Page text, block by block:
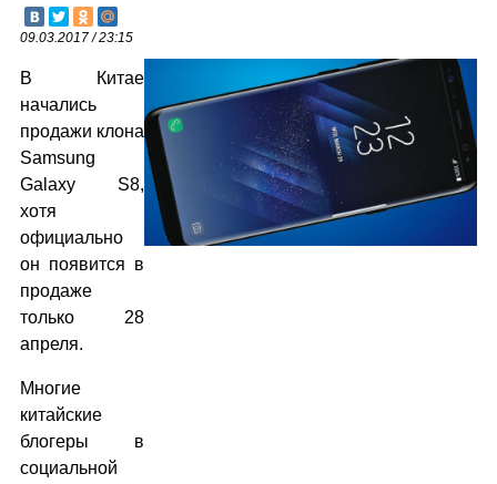
09.03.2017 / 23:15
В Китае
начались
продажи клона
Samsung
Galaxy S8,
хотя
официально
он появится в
продаже
только 28
апреля.
Многие
китайские
блогеры в
социальной